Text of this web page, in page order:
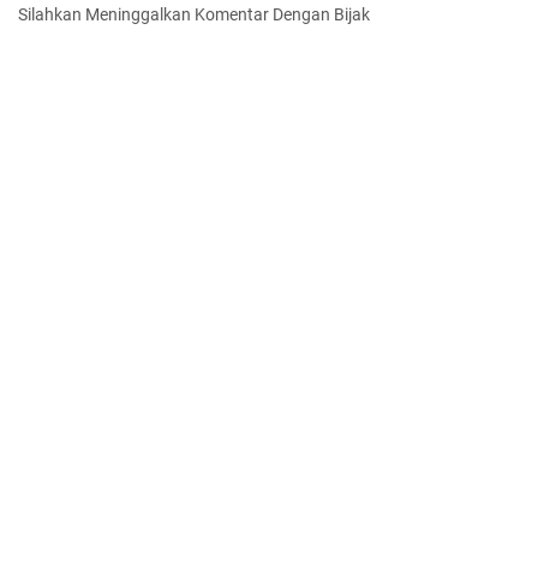
Silahkan Meninggalkan Komentar Dengan Bijak